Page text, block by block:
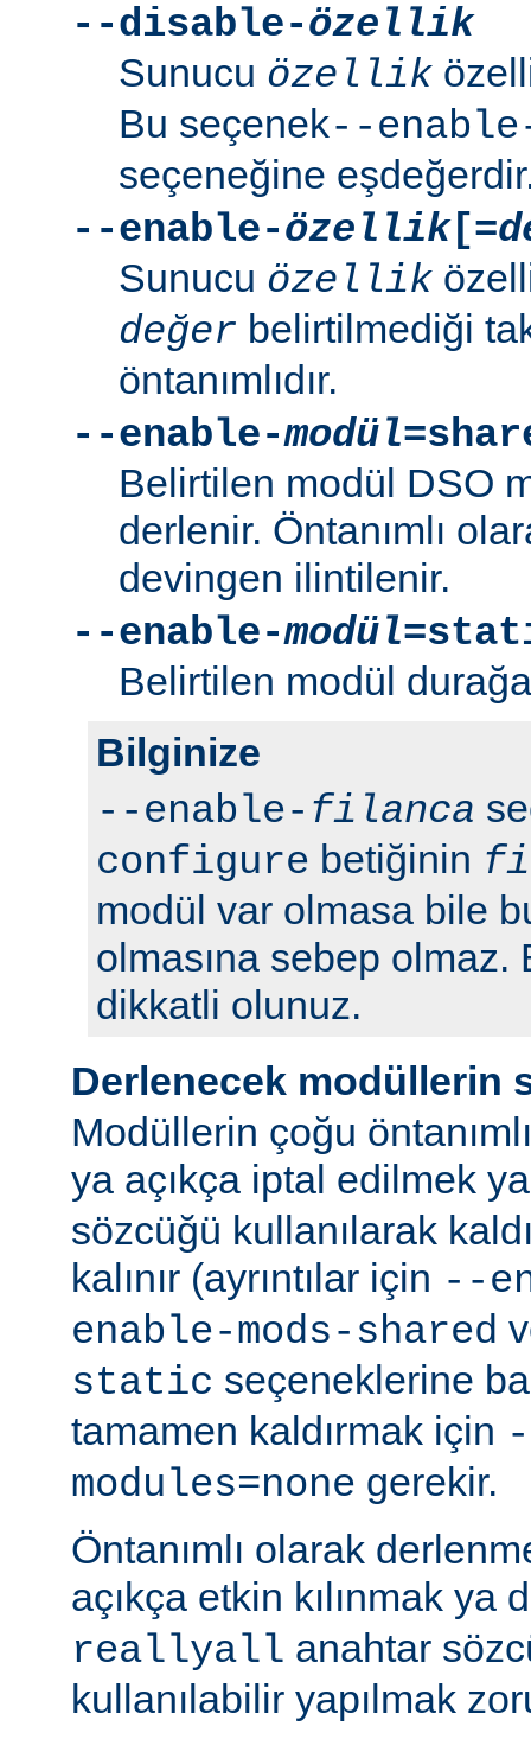
--disable-özellik
Sunucu özellik
Bu seçenek--
seçeneğine
--enable-özellik[=
Sunucu özellik
değer belirtilmediği
öntanımlıdır.
--enable-modül
Belirtilen modül DSO
derlenir. Öntanımlı
devingen ilintilenir.
--enable-modül
Belirtilen modül
Bilginize
--enable- filanca
configure betiğinin
modül var olmasa bile
olmasına sebep olmaz.
dikkatli olunuz.
Derlenecek modüllerin
Modüllerin çoğu
ya açıkça iptal edilmek
sözcüğü kullanılarak
kalınır (ayrıntılar için --
enable-mods-shared
static seçeneklerine
tamamen kaldırmak için
modules=none gerekir.
Öntanımlı olarak
açıkça etkin kılınmak ya
reallyall anahtar
kullanılabilir yapılmak